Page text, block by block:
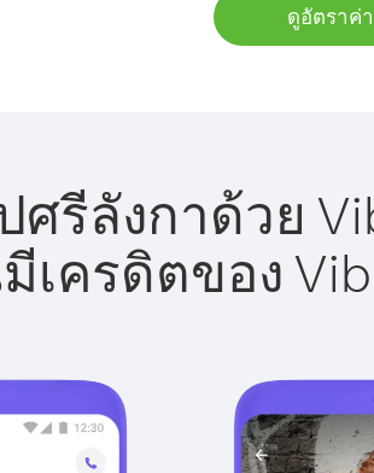
ดูอัตราค่
ศรีลังกาด้วย
เครดิตของ